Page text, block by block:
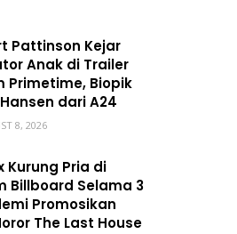
Pattinson Kejar
Anak di Trailer
Primetime, Biopik
dari A24
8, 2026
Kurung Pria di
Billboard Selama 3
Promosikan
The Last House